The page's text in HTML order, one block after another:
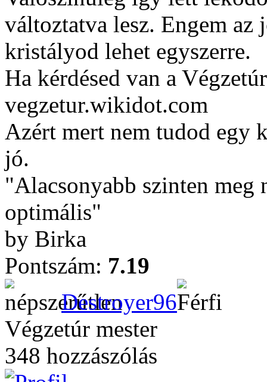
változtatva lesz. Engem az
kristályod lehet egyszerre.
Ha kérdésed van a
vegzetur.wikidot.com
Azért mert nem tudod egy
jó.
"Alacsonyabb szinten meg
optimális"
by Birka
Pontszám: 7.19
Destroyer96
Végzetúr mester
348 hozzászólás